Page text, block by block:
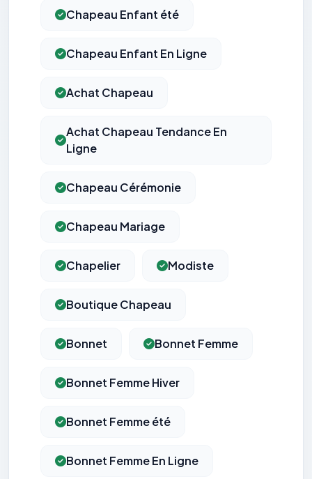
Chapeau Enfant été
Chapeau Enfant En Ligne
Achat Chapeau
Achat Chapeau Tendance En
Ligne
Chapeau Cérémonie
Chapeau Mariage
Chapelier Modiste
Boutique Chapeau
Bonnet Bonnet Femme
Bonnet Femme Hiver
Bonnet Femme été
Bonnet Femme En Ligne